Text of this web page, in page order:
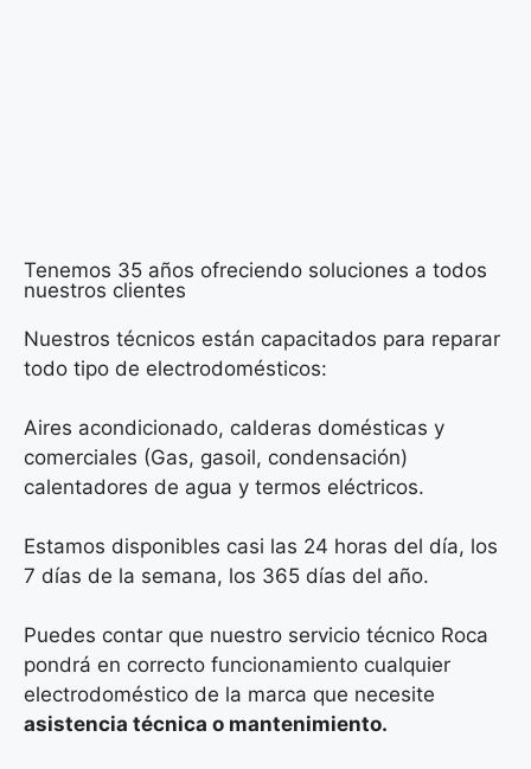
Tenemos 35 años ofreciendo soluciones a todos
nuestros clientes
Nuestros técnicos están capacitados para reparar
todo tipo de electrodomésticos:
Aires acondicionado, calderas domésticas y
comerciales (Gas, gasoil, condensación)
calentadores de agua y termos eléctricos.
Estamos disponibles casi las 24 horas del día, los
7 días de la semana, los 365 días del año.
Puedes contar que nuestro servicio técnico Roca
pondrá en correcto funcionamiento cualquier
electrodoméstico de la marca que necesite
asistencia técnica o mantenimiento.